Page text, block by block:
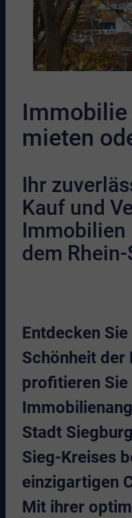
Immobilie
mieten
Ihr
Kauf und
Immobilien
dem
Entdecken
Schönheit der
profitieren
Stadt
Sieg-Kreises
einzigartigen
Mit ihrer